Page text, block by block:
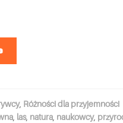
, Różności dla przyjemności
, las, natura, naukowcy,